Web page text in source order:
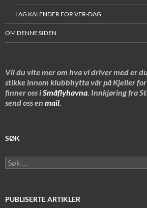
LAG KALENDER FOR VFR-DAG
OM DENNE SIDEN
Vil du vite mer om hva vi driver med er
stikke innom klubbhytta vår på Kjeller for
finner oss iSmåflyhavna. Innkjøring fra
send oss en mail.
SØK
Søk
etter:
PUBLISERTE ARTIKLER